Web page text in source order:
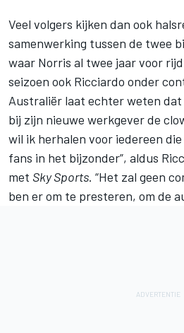
Veel volgers kijken dan ook
samenwerking tussen de twee
waar Norris al twee jaar voor
seizoen ook Ricciardo onder
Australiër laat echter weten dat
bij zijn nieuwe werkgever de
wil ik herhalen voor iedereen
fans in het bijzonder”, aldus
met Sky Sports. “Het zal geen
ben er om te presteren, om de